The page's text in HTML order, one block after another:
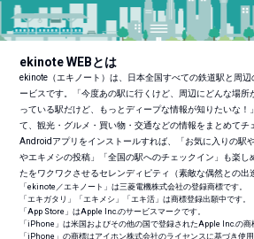
ekinote WEBとは
ekinote（エキノート）は、日本全国すべての鉄道駅と周
ービスです。「今度あの駅に行くけど、周辺にどんな場
っている駅だけど、もっとディープな情報が知りたいな！
て、観光・グルメ・買い物・交通などの情報をまとめてチ
Androidアプリをインストールすれば、「お気に入りの駅
やエキメシの投稿」「全国の駅へのチェックイン」も楽し
たをワクワクさせるセレンディピティ（素敵な偶然との出
「ekinote／エキノート」は三菱電機株式会社の登録商標です。
「エキガタリ」「エキメシ」「エキ活」は商標登録出願中です。
「App Store」はApple Inc.のサービスマークです。
「iPhone」は米国およびその他の国で登録されたApple Inc.の商
「iPhone」の商標はアイホン株式会社のライセンスに基づき使用